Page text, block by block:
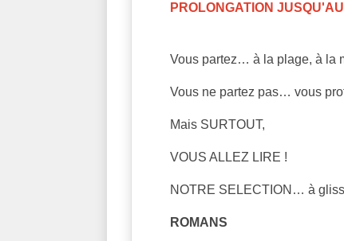
PROLONGATION
Vous partez… à la plage, à la
Vous ne partez pas… vous
Mais SURTOUT,
VOUS ALLEZ LIRE !
NOTRE SELECTION… à
ROMANS